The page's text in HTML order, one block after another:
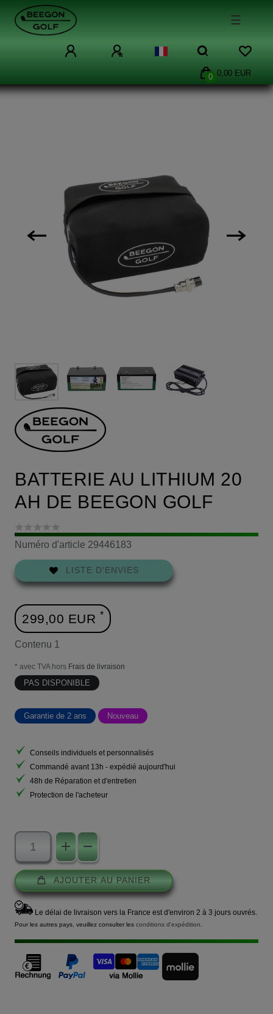
☰
0 0,00 EUR
BATTERIE AU LITHIUM 20
AH DE BEEGON GOLF
Numéro d'article 29446183
LISTE D'ENVIES
299,00 EUR *
Contenu 1
* avec TVA hors Frais de livraison
PAS DISPONIBLE
Garantie de 2 ans Nouveau
Conseils individuels et personnalisés
Commandé avant 13h - expédié aujourd'hui
48h de Réparation et d'entretien
Protection de l'acheteur
AJOUTER AU PANIER
Le délai de livraison vers la France est d'environ 2 à 3 jours ouvrés.
Pour les autres pays, veuillez consulter les conditions d'expédition